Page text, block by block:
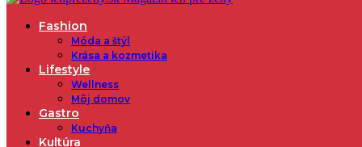
Fashion
Móda a štýl
Krása a kozmetika
Lifestyle
Wellness
Môj domov
Gastro
Kuchyňa
Kultúra